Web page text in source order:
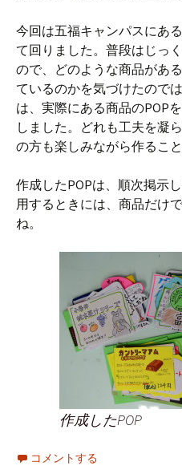
今回は五福キャンパスにあ
て回りました。普段はじっ
ので、どのような商品があ
ているのかを気づけたので
は、実際にある商品のPOP
しました。どれも工夫を凝
の方も楽しみながら作るこ
作成したPOPは、順次掲示
用するときには、商品だけ
ね。
作成したPOP
コメントする